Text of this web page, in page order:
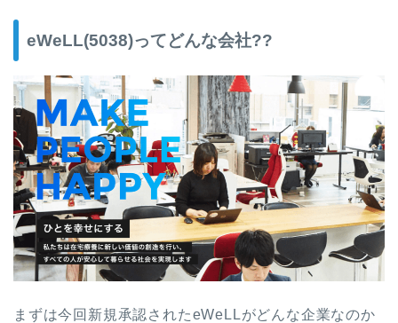
eWeLL(5038)ってどんな会社??
まずは今回新規承認されたeWeLLがどんな企業なのか